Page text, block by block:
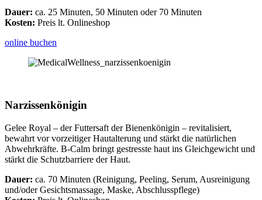
Dauer: ca. 25 Minuten, 50 Minuten oder 70 Minuten
Kosten: Preis lt. Onlineshop
online buchen
Narzissenkönigin
Gelee Royal – der Futtersaft der Bienenkönigin – ­revitalisiert,
bewahrt vor vorzeitiger Hautalterung und stärkt die natürlichen
Abwehrkräfte. B-Calm bringt gestresste haut ins Gleichgewicht und
stärkt die Schutzbarriere der Haut.
Dauer: ca. 70 Minuten (Reinigung, Peeling, Serum, Ausreinigung
und/oder Gesichtsmassage, Maske, Abschlusspflege)